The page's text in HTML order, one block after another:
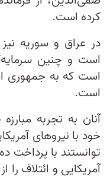
کرده است.
در عراق و سوریه
است و چنین
است که به جمهوری
است.
آنان به تجربه
خود با نیروهای
توانستند با پرداخت
آمریکایی و ائتلاف را